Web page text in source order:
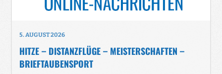
5. AUGUST 2026
HITZE – DISTANZFLÜGE – MEISTERSCHAFTEN –
BRIEFTAUBENSPORT